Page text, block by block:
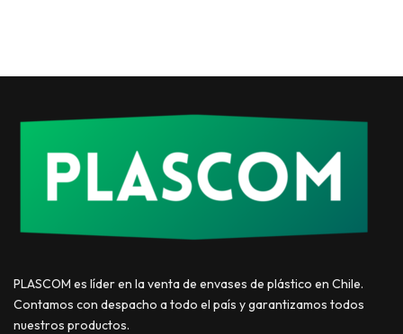
PLASCOM es líder en la venta de envases de plástico en Chile.
Contamos con despacho a todo el país y garantizamos todos
nuestros productos.